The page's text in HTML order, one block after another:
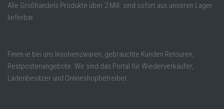
Alle Großhandels Produkte über 2 Mill. sind sofort aus unseren Lager
lieferbar.
Finen ie bei uns Insolvenzwaren, gebrauchte Kunden Retouren,
Restpostenangebote. Wir sind das Portal für Wiederverkäufer,
Ladenbesitzer und Onlineshopbetreiber.